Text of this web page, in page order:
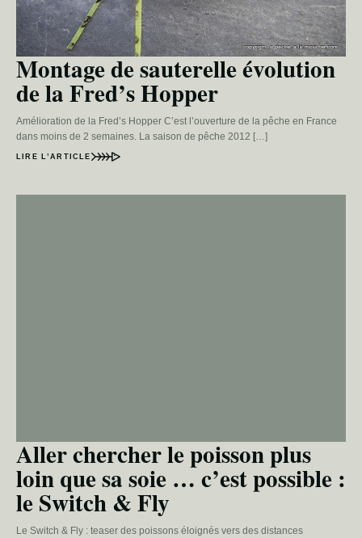
Montage de sauterelle évolution
de la Fred’s Hopper
Amélioration de la Fred’s Hopper C’est l’ouverture de la pêche en France
dans moins de 2 semaines. La saison de pêche 2012 […]
LIRE L’ARTICLE
Aller chercher le poisson plus
loin que sa soie … c’est possible :
le Switch & Fly
Le Switch & Fly : teaser des poissons éloignés vers des distances